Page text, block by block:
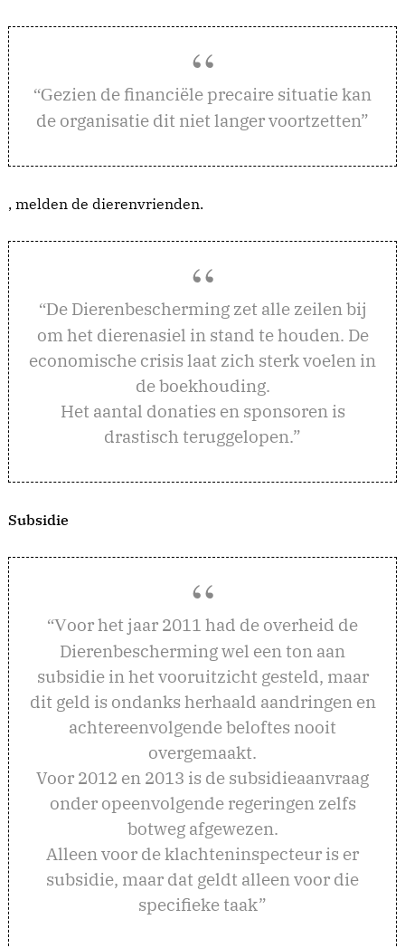
“Gezien de financiële precaire situatie kan
de organisatie dit niet langer voortzetten”
, melden de dierenvrienden.
“De Dierenbescherming zet alle zeilen bij
om het dierenasiel in stand te houden. De
economische crisis laat zich sterk voelen in
de boekhouding.
Het aantal donaties en sponsoren is
drastisch teruggelopen.”
Subsidie
“Voor het jaar 2011 had de overheid de
Dierenbescherming wel een ton aan
subsidie in het vooruitzicht gesteld, maar
dit geld is ondanks herhaald aandringen en
achtereenvolgende beloftes nooit
overgemaakt.
Voor 2012 en 2013 is de subsidieaanvraag
onder opeenvolgende regeringen zelfs
botweg afgewezen.
Alleen voor de klachteninspecteur is er
subsidie, maar dat geldt alleen voor die
specifieke taak”